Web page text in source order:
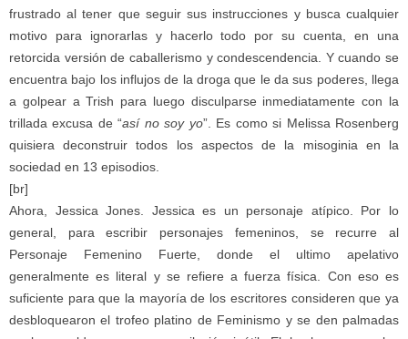
frustrado al tener que seguir sus instrucciones y busca cualquier
motivo para ignorarlas y hacerlo todo por su cuenta, en una
retorcida versión de caballerismo y condescendencia. Y cuando se
encuentra bajo los influjos de la droga que le da sus poderes, llega
a golpear a Trish para luego disculparse inmediatamente con la
trillada excusa de “así no soy yo”. Es como si Melissa Rosenberg
quisiera deconstruir todos los aspectos de la misoginia en la
sociedad en 13 episodios.
[br]
Ahora, Jessica Jones. Jessica es un personaje atípico. Por lo
general, para escribir personajes femeninos, se recurre al
Personaje Femenino Fuerte, donde el ultimo apelativo
generalmente es literal y se refiere a fuerza física. Con eso es
suficiente para que la mayoría de los escritores consideren que ya
desbloquearon el trofeo platino de Feminismo y se den palmadas